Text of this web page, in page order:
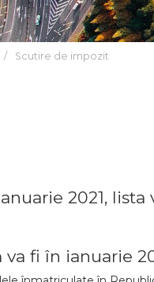
/ Scutire de impozit
2021,
va fi în ianuarie